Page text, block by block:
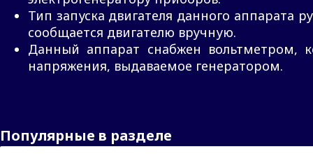
Тип запуска двигателя данного аппарата
сообщается двигателю вручную.
Данный аппарат снабжен вольтметром,
напряжения, выдаваемое генератором.
Популярные в разделе